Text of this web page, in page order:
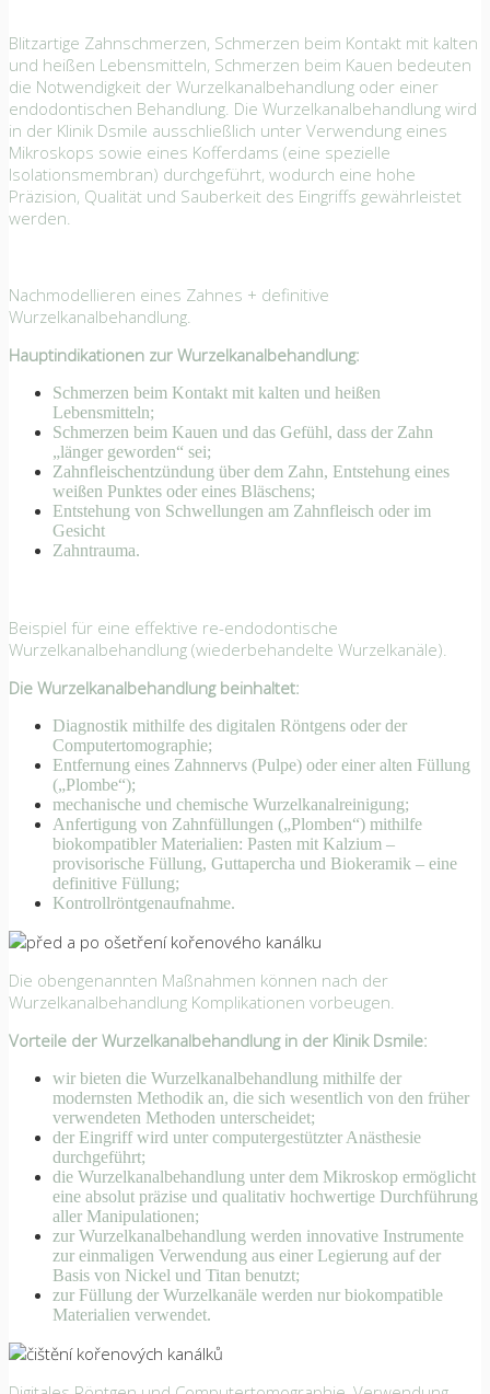
Blitzartige Zahnschmerzen, Schmerzen beim Kontakt mit kalten
und heißen Lebensmitteln, Schmerzen beim Kauen bedeuten
die Notwendigkeit der Wurzelkanalbehandlung oder einer
endodontischen Behandlung. Die Wurzelkanalbehandlung wird
in der Klinik Dsmile ausschließlich unter Verwendung eines
Mikroskops sowie eines Kofferdams (eine spezielle
Isolationsmembran) durchgeführt, wodurch eine hohe
Präzision, Qualität und Sauberkeit des Eingriffs gewährleistet
werden.
Nachmodellieren eines Zahnes + definitive
Wurzelkanalbehandlung.
Hauptindikationen zur Wurzelkanalbehandlung:
Schmerzen beim Kontakt mit kalten und heißen
Lebensmitteln;
Schmerzen beim Kauen und das Gefühl, dass der Zahn
„länger geworden“ sei;
Zahnfleischentzündung über dem Zahn, Entstehung eines
weißen Punktes oder eines Bläschens;
Entstehung von Schwellungen am Zahnfleisch oder im
Gesicht
Zahntrauma.
Beispiel für eine effektive re-endodontische
Wurzelkanalbehandlung (wiederbehandelte Wurzelkanäle).
Die Wurzelkanalbehandlung beinhaltet:
Diagnostik mithilfe des digitalen Röntgens oder der
Computertomographie;
Entfernung eines Zahnnervs (Pulpe) oder einer alten Füllung
(„Plombe“);
mechanische und chemische Wurzelkanalreinigung;
Anfertigung von Zahnfüllungen („Plomben“) mithilfe
biokompatibler Materialien: Pasten mit Kalzium –
provisorische Füllung, Guttapercha und Biokeramik – eine
definitive Füllung;
Kontrollröntgenaufnahme.
Die obengenannten Maßnahmen können nach der
Wurzelkanalbehandlung Komplikationen vorbeugen.
Vorteile der Wurzelkanalbehandlung in der Klinik Dsmile:
wir bieten die Wurzelkanalbehandlung mithilfe der
modernsten Methodik an, die sich wesentlich von den früher
verwendeten Methoden unterscheidet;
der Eingriff wird unter computergestützter Anästhesie
durchgeführt;
die Wurzelkanalbehandlung unter dem Mikroskop ermöglicht
eine absolut präzise und qualitativ hochwertige Durchführung
aller Manipulationen;
zur Wurzelkanalbehandlung werden innovative Instrumente
zur einmaligen Verwendung aus einer Legierung auf der
Basis von Nickel und Titan benutzt;
zur Füllung der Wurzelkanäle werden nur biokompatible
Materialien verwendet.